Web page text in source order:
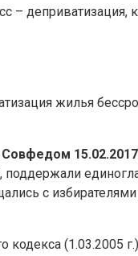
–
жилья
поддержали
с
(1.03.2005